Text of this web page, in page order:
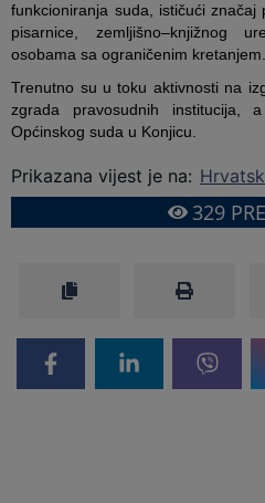
funkcioniranja suda, ističući značaj
pisarnice, zemljišno–knjižnog
osobama sa ograničenim kretanjem.
Trenutno su u toku aktivnosti na
zgrada pravosudnih
Općinskog suda u Konjicu.
Prikazana vijest je na:
329